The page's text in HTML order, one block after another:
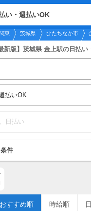
関東
東 茨城県 ひたちなか市
い・週払いOK
県 金上駅の日払い・週払いOKのバイト・アルバイ
払いOK
件
おすすめ順 時給順